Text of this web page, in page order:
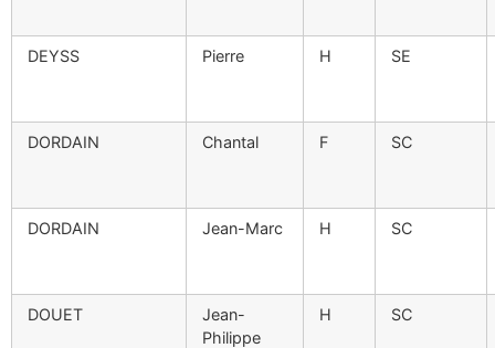
DEYSS Pierre H SE
DORDAIN Chantal F SC
DORDAIN Jean-Marc H SC
DOUET
Jean-
Philippe
H SC